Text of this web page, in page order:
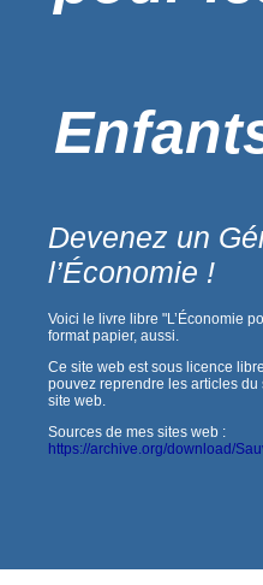
Devenez un
l’Économie !
Voici le livre libre "L’Économie
format papier, aussi.
Ce site web est sous licence
pouvez reprendre les articles du
site web.
Sources de mes sites web :
https://archive.org/download/